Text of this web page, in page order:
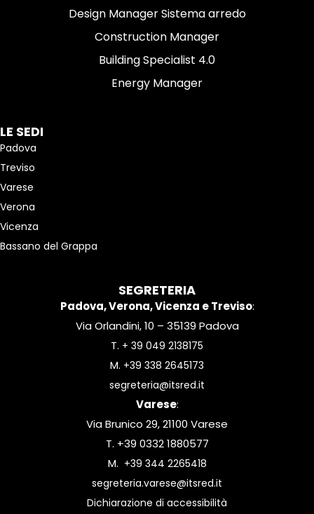
Design Manager Sistema arredo
Construction Manager
Building Specialist 4.0
Energy Manager
LE SEDI
Padova
Treviso
Varese
Verona
Vicenza
Bassano del Grappa
SEGRETERIA
Padova, Verona, Vicenza e Treviso:
Via Orlandini, 10 – 35139 Padova
T. + 39 049 2138175
M. +39 338 2645173
segreteria@itsred.it
Varese:
Via Brunico 29, 21100 Varese
T. +39 0332 1880577
M. +39 344 2265418
segreteria.varese@itsred.it
Dichiarazione di accessibilità